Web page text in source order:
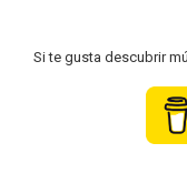
Si te gusta descubrir